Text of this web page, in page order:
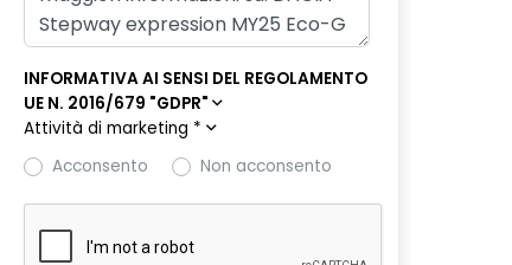
INFORMATIVA AI SENSI DEL REGOLAMENTO
UE N. 2016/679 "GDPR"
Attività di marketing *
Acconsento
Non acconsento